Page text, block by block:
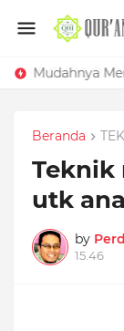
Beranda
Teknik
utk
by
15.46